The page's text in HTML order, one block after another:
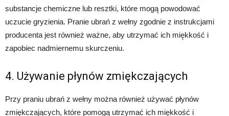
substancje chemiczne lub resztki, które mogą powodować
uczucie gryzienia. Pranie ubrań z wełny zgodnie z instrukcjami
producenta jest również ważne, aby utrzymać ich miękkość i
zapobiec nadmiernemu skurczeniu.
4. Używanie płynów zmiękczających
Przy praniu ubrań z wełny można również używać płynów
zmiękczających, które pomogą utrzymać ich miękkość i